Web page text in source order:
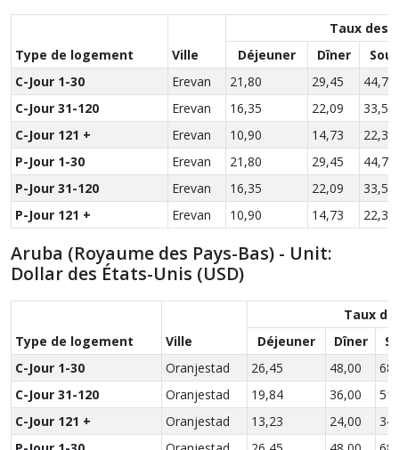
Type de logement Ville
Taux des
Déjeuner
Dîner
C-Jour 1-30
Erevan 21,80 29,45
44,70
C-Jour 31-120
Erevan 16,35 22,09
33,53
C-Jour 121 +
Erevan 10,90 14,73
22,35
P-Jour 1-30
Erevan 21,80 29,45
44,70
P-Jour 31-120
Erevan 16,35 22,09
33,53
P-Jour 121 +
Erevan 10,90 14,73 22,35
Aruba (Royaume des Pays-Bas) - Unit:
Dollar des États-Unis (USD)
Type de logement Ville
Taux
Déjeuner
Dîner
C-Jour 1-30
Oranjestad 26,45 48,00
C-Jour 31-120
Oranjestad 19,84 36,00
C-Jour 121 +
Oranjestad 13,23 24,00